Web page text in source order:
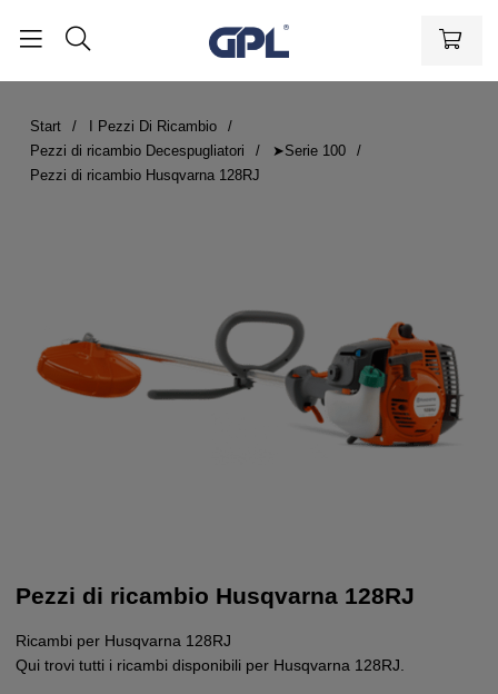
Start
I Pezzi Di Ricambio
Pezzi di ricambio Decespugliatori
➤Serie 100
Pezzi di ricambio Husqvarna 128RJ
Pezzi di ricambio Husqvarna 128RJ
Ricambi per Husqvarna 128RJ
Qui trovi tutti i ricambi disponibili per Husqvarna 128RJ.